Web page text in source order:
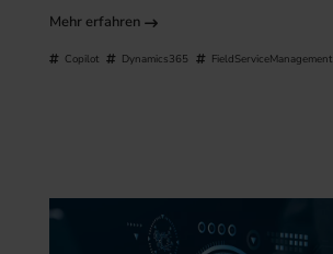
Mehr erfahren
Copilot Dynamics365 FieldServiceManagement